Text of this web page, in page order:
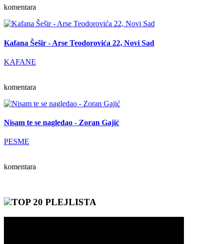
komentara
Kafana Šešir - Arse Teodorovića 22, Novi Sad
KAFANE
komentara
Nisam te se nagledao - Zoran Gajić
PESME
komentara
TOP 20 PLEJLISTA